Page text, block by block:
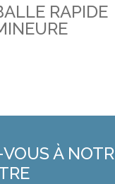
RAPIDE
À